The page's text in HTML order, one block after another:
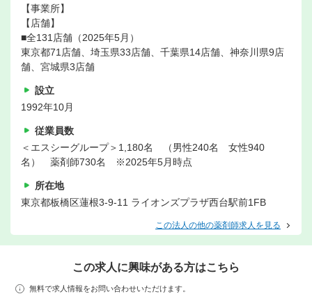
【事業所】
【店舗】
■全131店舗（2025年5月）
東京都71店舗、埼玉県33店舗、千葉県14店舗、神奈川県9店
舗、宮城県3店舗
設立
1992年10月
従業員数
＜エスシーグループ＞1,180名 （男性240名 女性940
名） 薬剤師730名 ※2025年5月時点
所在地
東京都板橋区蓮根3-9-11 ライオンズプラザ西台駅前1FB
この法人の他の薬剤師求人を見る
この求人に興味がある方はこちら
無料で求人情報をお問い合わせいただけます。